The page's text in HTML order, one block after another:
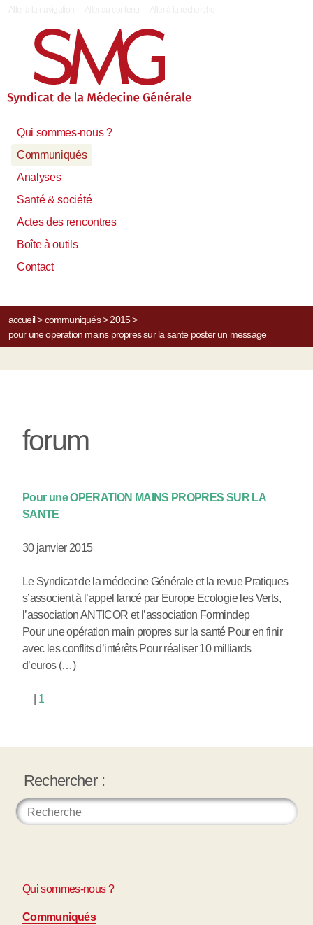
Qui sommes-nous ?
Communiqués
Analyses
Santé & société
Actes des rencontres
Boîte à outils
Contact
accueil> communiqués> 2015>
pour une operation mains propres sur la sante poster un message
forum
Pour une OPERATION MAINS PROPRES SUR LA
SANTE
30 janvier 2015
Le Syndicat de la médecine Générale et la revue Pratiques
s’associent à l’appel lancé par Europe Ecologie les Verts,
l’association ANTICOR et l’association Formindep
Pour une opération main propres sur la santé Pour en finir
avec les conflits d’intérêts Pour réaliser 10 milliards
d’euros (…)
1
Rechercher :
Qui sommes-nous ?
Communiqués